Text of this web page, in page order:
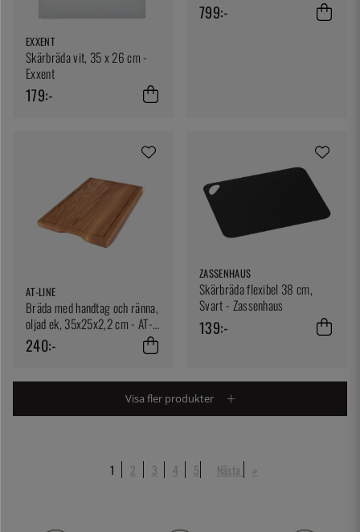
EXXENT
Skärbräda vit, 35 x 26 cm -
Exxent
179:-
799:-
AT-LINE
Bräda med handtag och ränna,
oljad ek, 35x25x2,2 cm - AT-
Line
240:-
ZASSENHAUS
Skärbräda flexibel 38 cm,
Svart - Zassenhaus
139:-
Visa fler produkter
1 2 3 4 5 Nästa »